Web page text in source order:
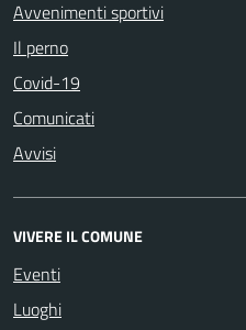
Avvenimenti sportivi
Il perno
Covid-19
Comunicati
Avvisi
VIVERE IL COMUNE
Eventi
Luoghi